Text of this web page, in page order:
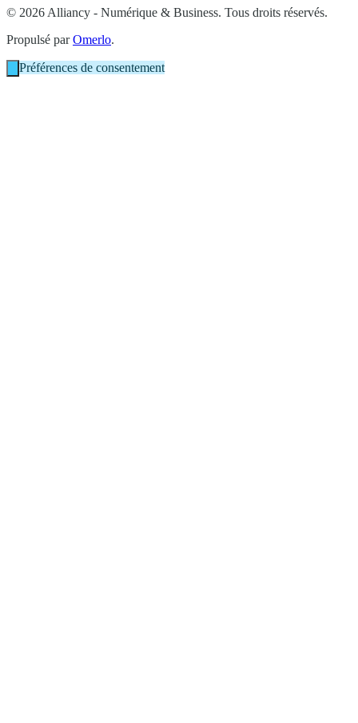
© 2026 Alliancy - Numérique & Business. Tous droits réservés.
Propulsé parOmerlo.
Préférences de consentement